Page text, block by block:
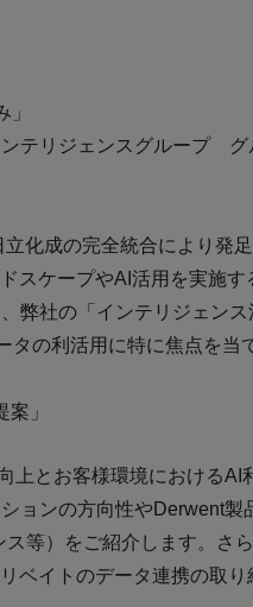
」
テリジェンスグループ
化成の完全統合により発
スケープやAI活用を実施
弊社の「インテリジェン
の利活用に特に焦点を当
」
上とお客様環境におけるAI
ョンの方向性やDerwent製
等）をご紹介します。さ
ベイトのデータ連携の取り